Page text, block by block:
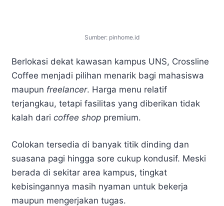
Sumber: pinhome.id
Berlokasi dekat kawasan kampus UNS, Crossline
Coffee menjadi pilihan menarik bagi mahasiswa
maupun freelancer. Harga menu relatif
terjangkau, tetapi fasilitas yang diberikan tidak
kalah dari coffee shop premium.
Colokan tersedia di banyak titik dinding dan
suasana pagi hingga sore cukup kondusif. Meski
berada di sekitar area kampus, tingkat
kebisingannya masih nyaman untuk bekerja
maupun mengerjakan tugas.